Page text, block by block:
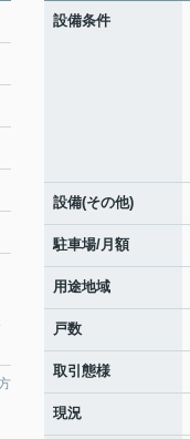
設備条件
設備(その他)
駐車場/月額
用途地域
戸数
取引態様
現況